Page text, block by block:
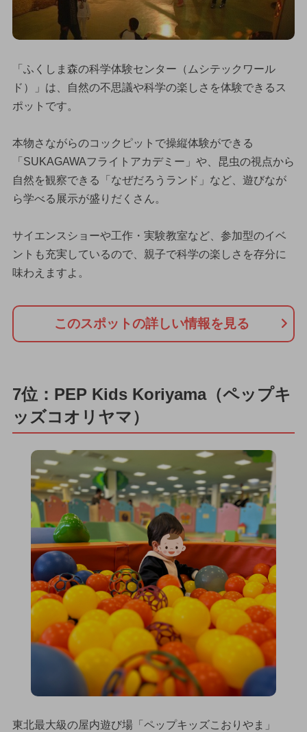
「ふくしま森の科学体験センター（ムシテックワール
ド）」は、自然の不思議や科学の楽しさを体験できるス
ポットです。
本物さながらのコックピットで操縦体験ができる
「SUKAGAWAフライトアカデミー」や、昆虫の視点から
自然を観察できる「なぜだろうランド」など、遊びなが
ら学べる展示が盛りだくさん。
サイエンスショーや工作・実験教室など、参加型のイベ
ントも充実しているので、親子で科学の楽しさを存分に
味わえますよ。
このスポットの詳しい情報を見る
7位：PEP Kids Koriyama（ペップキ
ッズコオリヤマ）
東北最大級の屋内遊び場「ペップキッズこおりやま」